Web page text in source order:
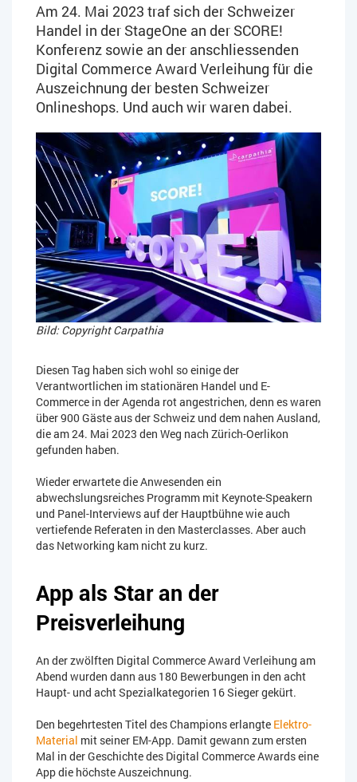
Am 24. Mai 2023 traf sich der Schweizer
Handel in der StageOne an der SCORE!
Konferenz sowie an der anschliessenden
Digital Commerce Award Verleihung für die
Auszeichnung der besten Schweizer
Onlineshops. Und auch wir waren dabei.
Bild: Copyright Carpathia
Diesen Tag haben sich wohl so einige der
Verantwortlichen im stationären Handel und E-
Commerce in der Agenda rot angestrichen, denn es waren
über 900 Gäste aus der Schweiz und dem nahen Ausland,
die am 24. Mai 2023 den Weg nach Zürich-Oerlikon
gefunden haben.
Wieder erwartete die Anwesenden ein
abwechslungsreiches Programm mit Keynote-Speakern
und Panel-Interviews auf der Hauptbühne wie auch
vertiefende Referaten in den Masterclasses. Aber auch
das Networking kam nicht zu kurz.
App als Star an der
Preisverleihung
An der zwölften Digital Commerce Award Verleihung am
Abend wurden dann aus 180 Bewerbungen in den acht
Haupt- und acht Spezialkategorien 16 Sieger gekürt.
Den begehrtesten Titel des Champions erlangte Elektro-
Material mit seiner EM-App. Damit gewann zum ersten
Mal in der Geschichte des Digital Commerce Awards eine
App die höchste Auszeichnung.